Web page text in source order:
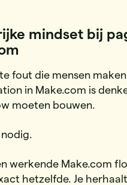
mindset bij
fout die mensen
in Make.com is
moeten bouwen.
werkende Make.com
hetzelfde. Je